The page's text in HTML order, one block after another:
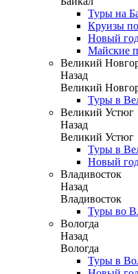
Туры на
Круизы
Новый
Майские
Великий
Назад
Великий
Туры в
Великий Устюг
Назад
Великий Устюг
Туры в
Новый
Владивосток
Назад
Владивосток
Туры во
Вологда
Назад
Вологда
Туры в